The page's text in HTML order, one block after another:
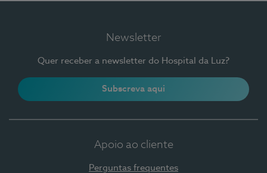
Newsletter
Quer receber a newsletter do Hospital da Luz?
Subscreva aqui
Apoio ao cliente
Perguntas frequentes